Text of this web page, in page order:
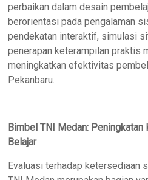
perbaikan dalam desain
berorientasi pada pengalaman
pendekatan interaktif, simulasi
penerapan keterampilan praktis
meningkatkan efektivitas
Pekanbaru.
Bimbel TNI Medan:
Belajar
Evaluasi terhadap ketersediaan